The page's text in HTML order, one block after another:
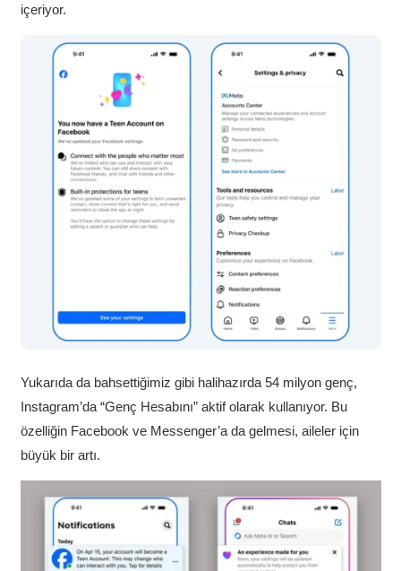
içeriyor.
Yukarıda da bahsettiğimiz gibi halihazırda 54 milyon genç,
Instagram’da “Genç Hesabını” aktif olarak kullanıyor. Bu
özelliğin Facebook ve Messenger’a da gelmesi, aileler için
büyük bir artı.